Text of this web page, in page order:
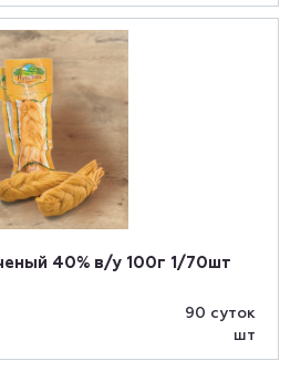
40% в/у 100г 1/70шт
90 суток
шт